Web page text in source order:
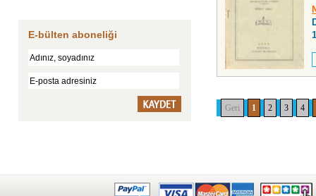
E-bülten aboneliği
Geri 1 2 3 4